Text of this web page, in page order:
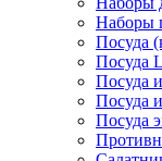
Наборы
Посуда
Посуда
Посуда
Посуда
Посуда